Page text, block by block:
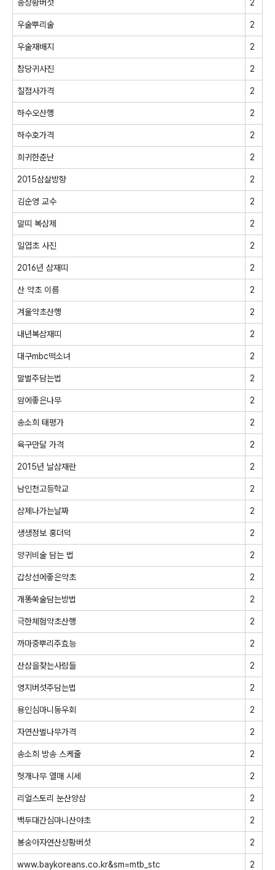
송상황버섯 2
우술뿌리술 2
우술재배지 2
참당귀사진 2
칠점사가격 2
하수오산행 2
하수호가격 2
희귀한춘난 2
2015삼살방향 2
김순영 교수 2
말띠 복삼제 2
일엽초 사진 2
2016년 삼재띠 2
산 약초 이름 2
겨울약초산행 2
내년복삼재띠 2
대구mbc떡소녀 2
말벌주담는법 2
암에좋은나무 2
송소희 태평가 2
육구만달 가격 2
2015년 날삼재란 2
남인천고등학교 2
삼제나가는날짜 2
생생정보 홍더덕 2
양귀비술 담는 법 2
갑상선에좋은약초 2
개똥쑥술담는방법 2
극한체험약초산행 2
까마중뿌리주효능 2
산삼을찾는사람들 2
영지버섯주담는법 2
용인심마니동우회 2
자연산벌나무가격 2
송소희 방송 스케줄 2
헛개나무 열매 시세 2
리얼스토리 눈산양삼 2
백두대간심마니산야초 2
봉숭아자연산상황버섯 2
www.baykoreans.co.kr&sm=mtb_stc 2